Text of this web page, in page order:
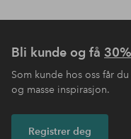
Bli kunde og få
Som kunde hos oss får
og masse inspirasjon.
Registrer deg